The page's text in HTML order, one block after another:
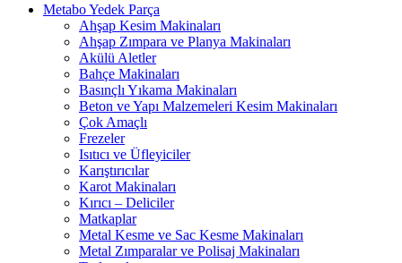
Metabo Yedek Parça
Ahşap Kesim Makinaları
Ahşap Zımpara ve Planya Makinaları
Akülü Aletler
Bahçe Makinaları
Basınçlı Yıkama Makinaları
Beton ve Yapı Malzemeleri Kesim Makinaları
Çok Amaçlı
Frezeler
Isıtıcı ve Üfleyiciler
Karıştırıcılar
Karot Makinaları
Kırıcı – Deliciler
Matkaplar
Metal Kesme ve Sac Kesme Makinaları
Metal Zımparalar ve Polisaj Makinaları